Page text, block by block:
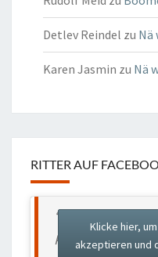
Detlev Reindel zu Nä
Karen Jasmin zu Nä
RITTER AUF
“Boomer Ritter”
Karnevalsverein
Klicke hier,
akzeptieren und